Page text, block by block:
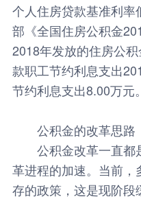
个人住房贷款基准利
部《全国住房公积金
2018年发放的住房公
款职工节约利息支出
节约利息支出8.00万元。
公积金的改革思路
公积金改革一直都
革进程的加速。当前
存的政策，这是现阶